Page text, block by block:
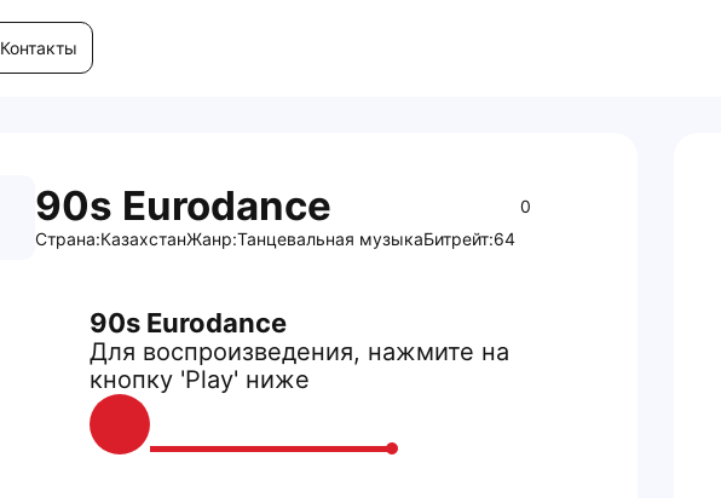
Контакты
90s Eurodance
0
Страна:КазахстанЖанр:Танцевальная музыкаБитрейт:64
90s Eurodance
Для воспроизведения, нажмите на
кнопку 'Play' ниже